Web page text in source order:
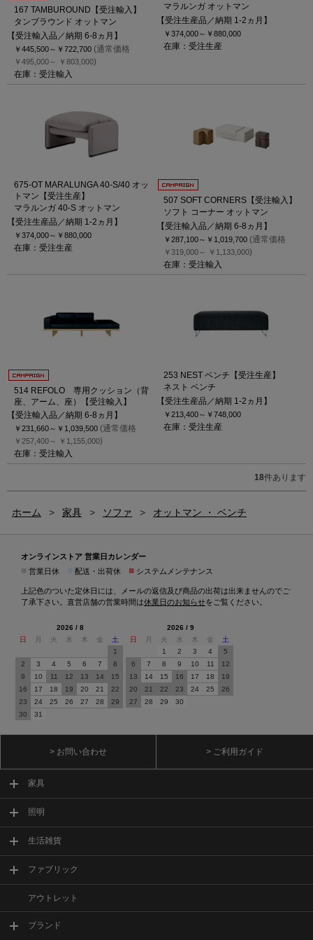
167 TAMBUROUND【受注輸入】
タンブラウンド オットマン
【受注輸入品／納期 6-8ヵ月】
￥445,500～ ￥722,700 (通常価格
￥495,000～ ￥803,000)
在庫：受注輸入
マラルンガ オットマン
【受注生産品／納期 1-2ヵ月】
￥374,000～ ￥880,000
在庫：受注生産
675-OT MARALUNGA 40-S/40 オッ
トマン【受注生産】
マラルンガ 40-S オットマン
【受注生産品／納期 1-2ヵ月】
￥374,000～ ￥880,000
在庫：受注生産
507 SOFT CORNERS【受注輸入】
ソフト コーナー オットマン
【受注輸入品／納期 6-8ヵ月】
￥287,100～ ￥1,019,700 (通常価格
￥319,000～ ￥1,133,000)
在庫：受注輸入
514 REFOLO 専用クッション（背
座、アーム、座）【受注輸入】
【受注輸入品／納期 6-8ヵ月】
￥231,660～ ￥1,039,500 (通常価格
￥257,400～ ￥1,155,000)
在庫：受注輸入
253 NEST ベンチ【受注生産】
ネスト ベンチ
【受注生産品／納期 1-2ヵ月】
￥213,400～ ￥748,000
在庫：受注生産
18件あります
ホーム > 家具 > ソファ > オットマン ・ ベンチ
オンラインストア 営業日カレンダー
営業日休 配送・出荷休 ■ システムメンテナンス
上記色のついた定休日には、メールの返信及び商品の出荷は出来ませんのでご
了承下さい。直営店舗の営業時間は休業日のお知らせをご覧ください。
2026 / 8
日
月 火 水 木 金
土
1
2
3 4 5 6 7
8
9
10 11 12 13 14
15
16
17 18 19 20 21
22
23
24 25 26 27 28
29
30
31
2026 / 9
日
月 火 水 木 金
土
1
2 3 4
5
6
7 8 9 10 11
12
13
14 15 16 17 18
19
20
21 22 23 24 25
26
27
28 29 30
> お問い合わせ > ご利用ガイド
家具
照明
生活雑貨
ファブリック
アウトレット
ブランド